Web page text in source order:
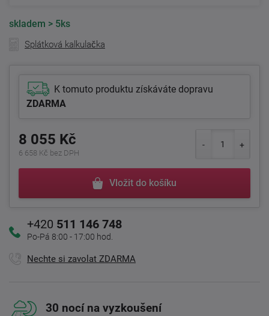
skladem > 5ks
Splátková kalkulačka
K tomuto produktu získáváte dopravu
ZDARMA
8 055 Kč
6 658 Kč bez DPH
Vložit do košíku
+420 511 146 748
Po-Pá 8:00 - 17:00 hod.
Nechte si zavolat ZDARMA
30 nocí na vyzkoušení